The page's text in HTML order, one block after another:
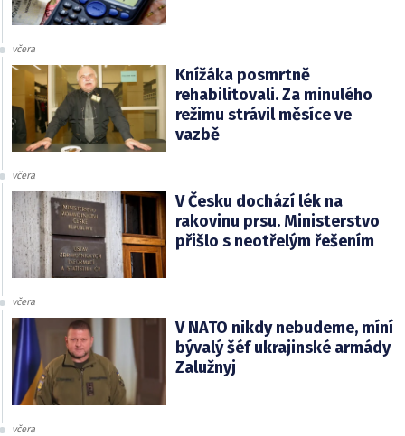
včera
Knížáka posmrtně
rehabilitovali. Za minulého
režimu strávil měsíce ve
vazbě
včera
V Česku dochází lék na
rakovinu prsu. Ministerstvo
přišlo s neotřelým řešením
včera
V NATO nikdy nebudeme, míní
bývalý šéf ukrajinské armády
Zalužnyj
včera